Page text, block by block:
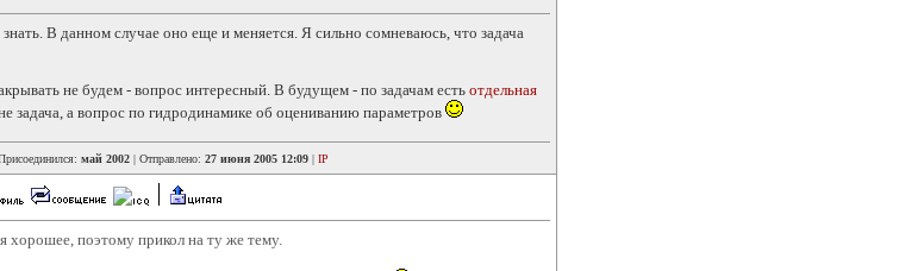
В данном случае оно еще и меняется. Я сильно сомневаюсь, что задача
не будем - вопрос интересный. В будущем - по задачам есть отдельная
задача, а вопрос по гидродинамике об оцениванию параметров
май 2002 | Отправлено: 27 июня 2005 12:09 | IP
хорошее, поэтому прикол на ту же тему.